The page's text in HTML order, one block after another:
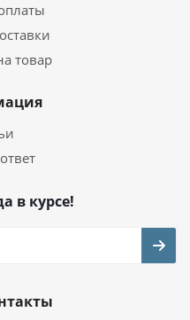
товар
в курсе!